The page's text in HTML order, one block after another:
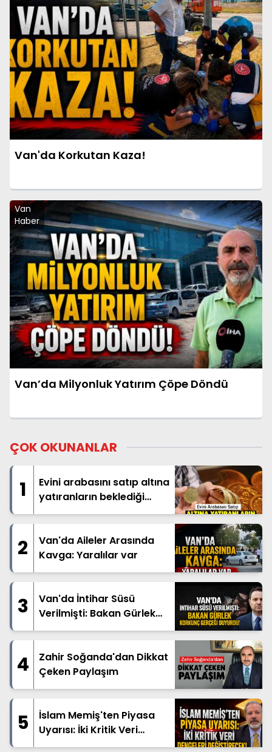
Van'da Korkutan Kaza!
Van
Haber
Van’da Milyonluk Yatırım Çöpe Döndü
ÇOK OKUNANLAR
1
Evini arabasını satıp altına
yatıranların beklediği
haber geldi
2
Van'da Aileler Arasında
Kavga: Yaralılar var
3
Van'da İntihar Süsü
Verilmişti: Bakan Gürlek
Korkunç Gerçeği Duyurdu!
4
Zahir Soğanda'dan Dikkat
Çeken Paylaşım
5
İslam Memiş'ten Piyasa
Uyarısı: İki Kritik Veri
Dengeleri Değiştirecek!